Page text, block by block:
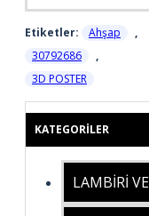
Etiketler: Ahşap
,
30792686
,
3D POSTER
KATEGORILER
LAMBİRİ